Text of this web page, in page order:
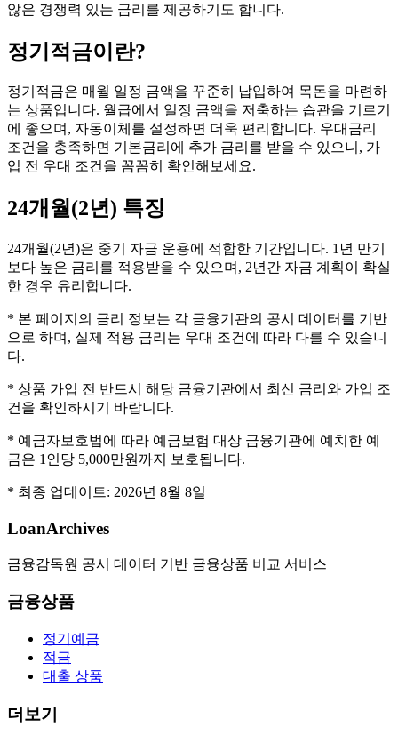
않은 경쟁력 있는 금리를 제공하기도 합니다.
정기적금이란?
정기적금은 매월 일정 금액을 꾸준히 납입하여 목돈을 마련하
는 상품입니다. 월급에서 일정 금액을 저축하는 습관을 기르기
에 좋으며, 자동이체를 설정하면 더욱 편리합니다. 우대금리
조건을 충족하면 기본금리에 추가 금리를 받을 수 있으니, 가
입 전 우대 조건을 꼼꼼히 확인해보세요.
24개월(2년) 특징
24개월(2년)은 중기 자금 운용에 적합한 기간입니다. 1년 만기
보다 높은 금리를 적용받을 수 있으며, 2년간 자금 계획이 확실
한 경우 유리합니다.
* 본 페이지의 금리 정보는 각 금융기관의 공시 데이터를 기반
으로 하며, 실제 적용 금리는 우대 조건에 따라 다를 수 있습니
다.
* 상품 가입 전 반드시 해당 금융기관에서 최신 금리와 가입 조
건을 확인하시기 바랍니다.
* 예금자보호법에 따라 예금보험 대상 금융기관에 예치한 예
금은 1인당 5,000만원까지 보호됩니다.
* 최종 업데이트: 2026년 8월 8일
LoanArchives
금융감독원 공시 데이터 기반 금융상품 비교 서비스
금융상품
정기예금
적금
대출 상품
더보기